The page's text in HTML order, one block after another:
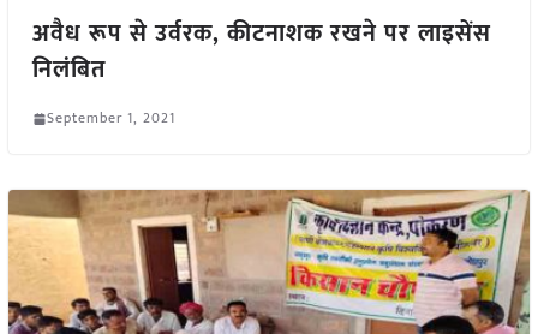
अवैध रूप से उर्वरक, कीटनाशक रखने पर लाइसेंस
निलंबित
September 1, 2021